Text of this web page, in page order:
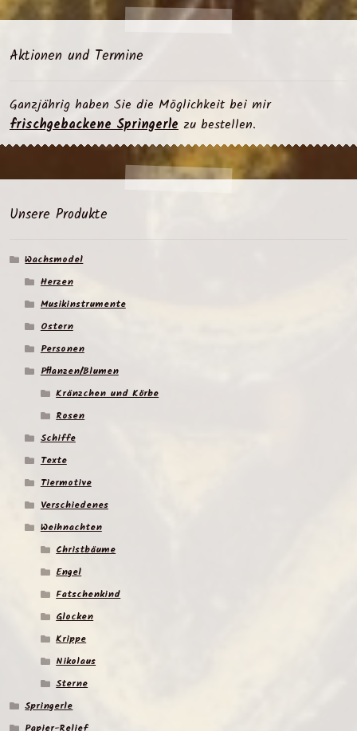
Aktionen und Termine
Ganzjährig haben Sie die Möglichkeit bei mir
frischgebackene Springerlezu bestellen.
Unsere Produkte
Wachsmodel
Herzen
Musikinstrumente
Ostern
Personen
Pflanzen/Blumen
Kränzchen und Körbe
Rosen
Schiffe
Texte
Tiermotive
Verschiedenes
Weihnachten
Christbäume
Engel
Fatschenkind
Glocken
Krippe
Nikolaus
Sterne
Springerle